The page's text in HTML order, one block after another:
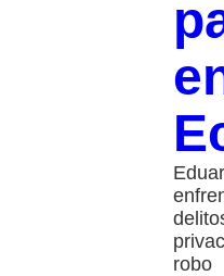
robo